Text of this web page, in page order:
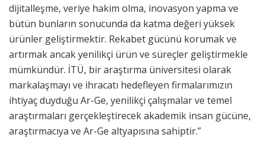
dijitalleşme, veriye hakim olma, inovasyon yapma ve
bütün bunların sonucunda da katma değeri yüksek
ürünler geliştirmektir. Rekabet gücünü korumak ve
artırmak ancak yenilikçi ürün ve süreçler geliştirmekle
mümkündür. İTÜ, bir araştırma üniversitesi olarak
markalaşmayı ve ihracatı hedefleyen firmalarımızın
ihtiyaç duyduğu Ar-Ge, yenilikçi çalışmalar ve temel
araştırmaları gerçekleştirecek akademik insan gücüne,
araştırmacıya ve Ar-Ge altyapısına sahiptir.”